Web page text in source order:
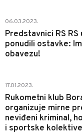
06.03.2023.
Predstavnici RS RS
ponudili ostavke:
obavezu!
17.01.2023.
Rukometni klub
organizuje mirne
neviđeni kriminal,
i sportske